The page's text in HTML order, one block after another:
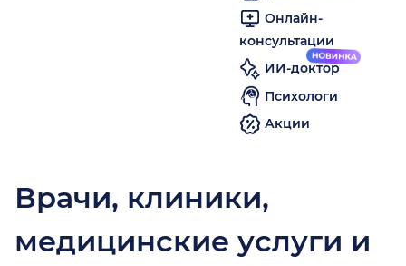
Онлайн-
консультации
ИИ-доктор
Психологи
Акции
Врачи, клиники,
медицинские услуги и